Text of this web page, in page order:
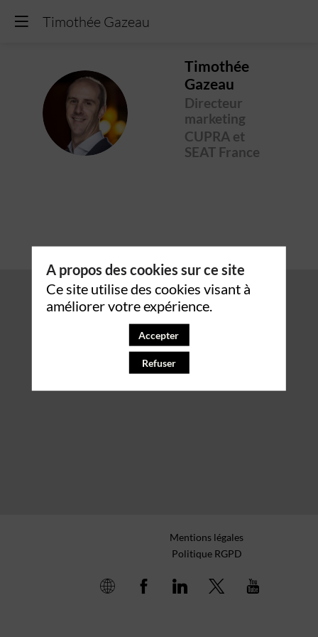
Timothée Gazeau
TG
Timothée
Gazeau
Directeur
marketing
CUPRA et
SEAT France
Mentions légales
Politique RGPD
A propos des cookies sur ce site
Ce site utilise des cookies visant à
améliorer votre expérience.
Accepter
Refuser